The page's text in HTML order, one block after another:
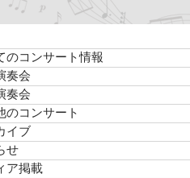
のコンサート情報
奏会
奏会
のコンサート
イブ
せ
ア掲載